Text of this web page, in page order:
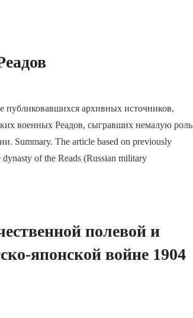
публиковавшихся архивных источников,
военных Реадов, сыгравших немалую роль
Summary. The article based on previously
of the Reads (Russian military
полевой и
японской войне 1904